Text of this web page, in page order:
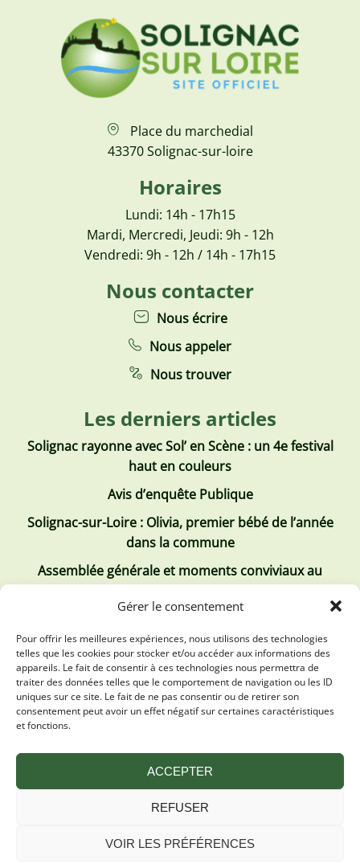
Gérer le consentement
Pour offrir les meilleures expériences, nous utilisons des technologies
telles que les cookies pour stocker et/ou accéder aux informations des
appareils. Le fait de consentir à ces technologies nous permettra de
traiter des données telles que le comportement de navigation ou les ID
uniques sur ce site. Le fait de ne pas consentir ou de retirer son
consentement peut avoir un effet négatif sur certaines caractéristiques
et fonctions.
ACCEPTER
REFUSER
VOIR LES PRÉFÉRENCES
Place du marchedial
43370 Solignac-sur-loire
Horaires
Lundi: 14h - 17h15
Mardi, Mercredi, Jeudi: 9h - 12h
Vendredi: 9h - 12h / 14h - 17h15
Nous contacter
Nous écrire
Nous appeler
Nous trouver
Les derniers articles
Solignac rayonne avec Sol’ en Scène : un 4e festival
haut en couleurs
Avis d’enquête Publique
Solignac-sur-Loire : Olivia, premier bébé de l’année
dans la commune
Assemblée générale et moments conviviaux au
Club Tous ensemble
Les derniers comptes rendus
Conseil municipal 2 juillet 2026
Conseil Municipal du 30 avril 2026